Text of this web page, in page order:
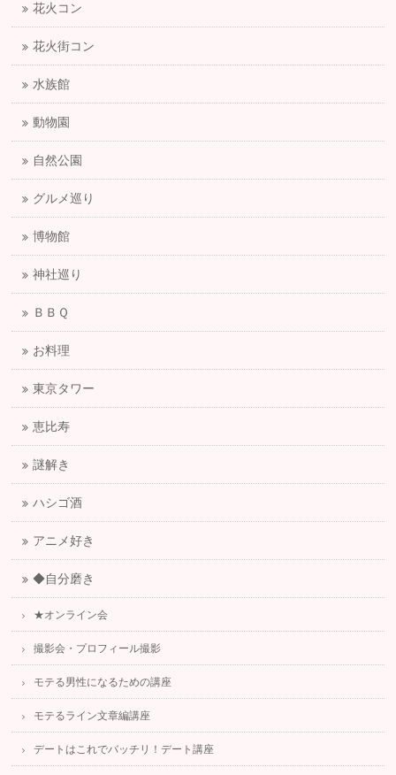
花火コン
花火街コン
水族館
動物園
自然公園
グルメ巡り
博物館
神社巡り
ＢＢＱ
お料理
東京タワー
恵比寿
謎解き
ハシゴ酒
アニメ好き
◆自分磨き
★オンライン会
撮影会・プロフィール撮影
モテる男性になるための講座
モテるライン文章編講座
デートはこれでバッチリ！デート講座